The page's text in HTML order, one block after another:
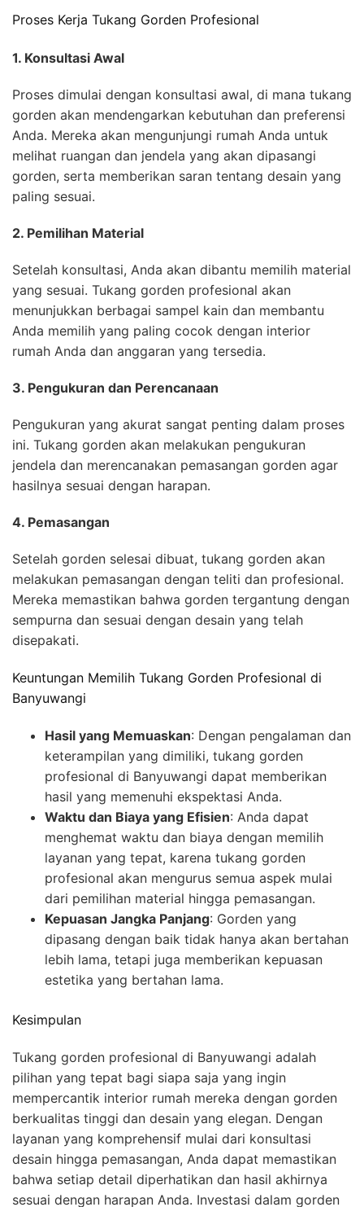
Proses Kerja Tukang Gorden Profesional
1. Konsultasi Awal
Proses dimulai dengan konsultasi awal, di mana tukang
gorden akan mendengarkan kebutuhan dan preferensi
Anda. Mereka akan mengunjungi rumah Anda untuk
melihat ruangan dan jendela yang akan dipasangi
gorden, serta memberikan saran tentang desain yang
paling sesuai.
2. Pemilihan Material
Setelah konsultasi, Anda akan dibantu memilih material
yang sesuai. Tukang gorden profesional akan
menunjukkan berbagai sampel kain dan membantu
Anda memilih yang paling cocok dengan interior
rumah Anda dan anggaran yang tersedia.
3. Pengukuran dan Perencanaan
Pengukuran yang akurat sangat penting dalam proses
ini. Tukang gorden akan melakukan pengukuran
jendela dan merencanakan pemasangan gorden agar
hasilnya sesuai dengan harapan.
4. Pemasangan
Setelah gorden selesai dibuat, tukang gorden akan
melakukan pemasangan dengan teliti dan profesional.
Mereka memastikan bahwa gorden tergantung dengan
sempurna dan sesuai dengan desain yang telah
disepakati.
Keuntungan Memilih Tukang Gorden Profesional di
Banyuwangi
Hasil yang Memuaskan: Dengan pengalaman dan
keterampilan yang dimiliki, tukang gorden
profesional di Banyuwangi dapat memberikan
hasil yang memenuhi ekspektasi Anda.
Waktu dan Biaya yang Efisien: Anda dapat
menghemat waktu dan biaya dengan memilih
layanan yang tepat, karena tukang gorden
profesional akan mengurus semua aspek mulai
dari pemilihan material hingga pemasangan.
Kepuasan Jangka Panjang: Gorden yang
dipasang dengan baik tidak hanya akan bertahan
lebih lama, tetapi juga memberikan kepuasan
estetika yang bertahan lama.
Kesimpulan
Tukang gorden profesional di Banyuwangi adalah
pilihan yang tepat bagi siapa saja yang ingin
mempercantik interior rumah mereka dengan gorden
berkualitas tinggi dan desain yang elegan. Dengan
layanan yang komprehensif mulai dari konsultasi
desain hingga pemasangan, Anda dapat memastikan
bahwa setiap detail diperhatikan dan hasil akhirnya
sesuai dengan harapan Anda. Investasi dalam gorden